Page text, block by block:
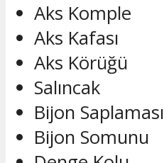
Aks Komple
Aks Kafası
Aks Körüğü
Salıncak
Bijon Saplaması
Bijon Somunu